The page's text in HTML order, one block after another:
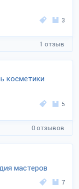
3
1 отзыв
косметики
5
0 отзывов
мастеров
7